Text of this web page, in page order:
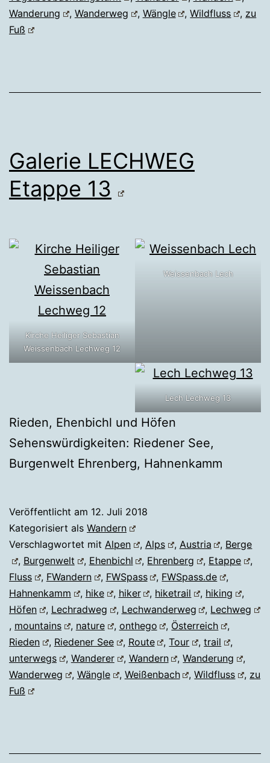
Wanderung
, Wanderweg , Wängle ,Wildfluss , zu
Fuß
Galerie LECHWEG
Etappe 13
Kirche Heiliger Sebastian
Weissenbach Lechweg 12
Weissenbach Lech
Lech Lechweg 13
Rieden, Ehenbichl und Höfen
Sehenswürdigkeiten: Riedener See,
Burgenwelt Ehrenberg, Hahnenkamm
Veröffentlicht am 12. Juli 2018
Kategorisiert als Wandern
Verschlagwortet mit Alpen , Alps , Austria , Berge
, Burgenwelt , Ehenbichl , Ehrenberg , Etappe
,
Fluss
, FWandern , FWSpass , FWSpass.de
,
Hahnenkamm
, hike , hiker , hiketrail , hiking
,
Höfen
, Lechradweg , Lechwanderweg , Lechweg
, mountains , nature , onthego , Österreich
,
Rieden
, Riedener See , Route ,Tour ,trail
,
unterwegs
, Wanderer , Wandern ,Wanderung
,
Wanderweg
, Wängle , Weißenbach ,Wildfluss , zu
Fuß